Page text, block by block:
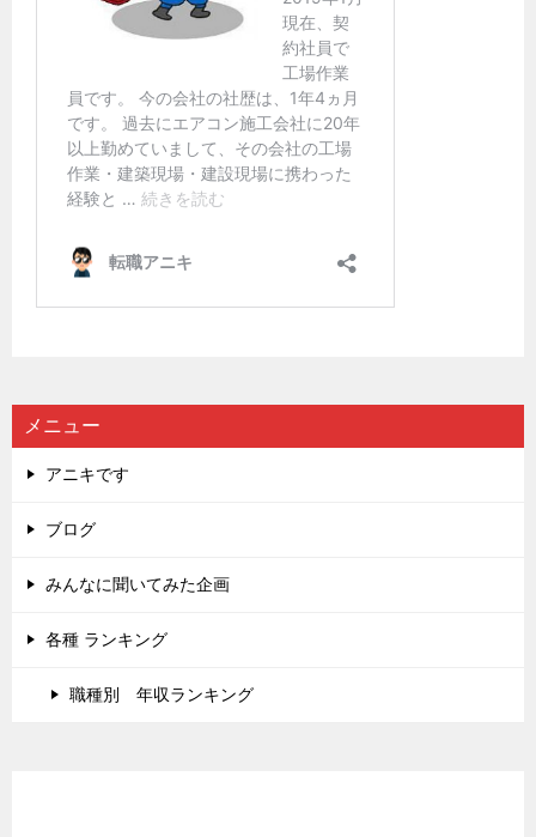
メニュー
アニキです
ブログ
みんなに聞いてみた企画
各種 ランキング
職種別 年収ランキング